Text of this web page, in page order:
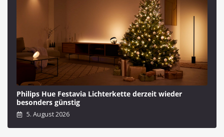
Philips Hue Festavia Lichterkette derzeit wieder
besonders günstig
5. August 2026